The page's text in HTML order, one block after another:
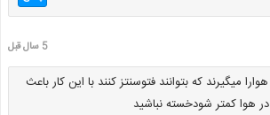
5 سال قبل
میگیرند که بتوانند فتوسنتز کنند با این کار باعث
هوا کمتر شودخسته نباشید